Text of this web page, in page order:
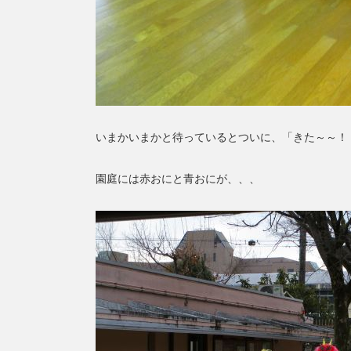
いまかいまかと待っているとついに、「きた～～！
園庭には赤おにと青おにが、、、